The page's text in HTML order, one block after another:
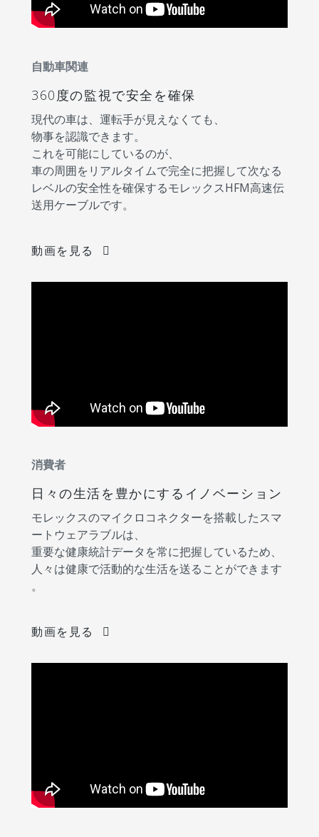
自動車関連
360度の監視で安全を確保
現代の車は、運転手が見えなくても、
物事を認識できます。
これを可能にしているのが、
車の周囲をリアルタイムで完全に把握して次なる
レベルの安全性を確保するモレックスHFM高速伝
送用ケーブルです。
動画を見る
消費者
日々の生活を豊かにするイノベーション
モレックスのマイクロコネクターを搭載したスマ
ートウェアラブルは、
重要な健康統計データを常に把握しているため、
人々は健康で活動的な生活を送ることができます
。
動画を見る